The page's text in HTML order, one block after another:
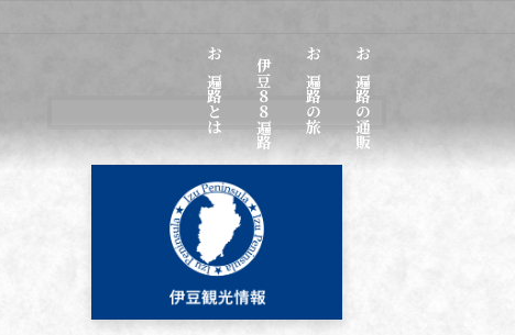
お遍路とは 伊豆８８遍路 お遍路の旅 お遍路の通販